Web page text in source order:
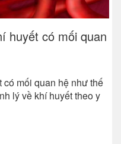
huyết có mối quan
mối quan hệ như thế
lý về khí huyết theo y